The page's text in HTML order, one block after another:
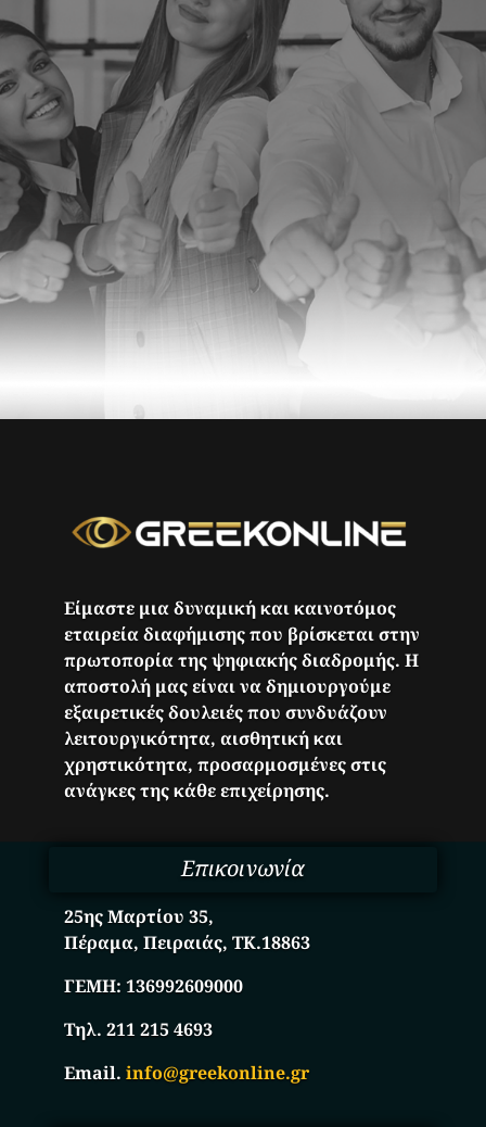
Είμαστε μια δυναμική και καινοτόμος
εταιρεία διαφήμισης που βρίσκεται στην
πρωτοπορία της ψηφιακής διαδρομής. Η
αποστολή μας είναι να δημιουργούμε
εξαιρετικές δουλειές που συνδυάζουν
λειτουργικότητα, αισθητική και
χρηστικότητα, προσαρμοσμένες στις
ανάγκες της κάθε επιχείρησης.
Επικοινωνία
25ης Μαρτίου 35,
Πέραμα, Πειραιάς, ΤΚ.18863
ΓΕΜΗ:136992609000
Τηλ. 211 215 4693
Email.info@greekonline.gr